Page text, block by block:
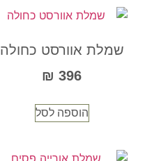
שמלת אוורסט כחולה
396
₪
הוספה לסל